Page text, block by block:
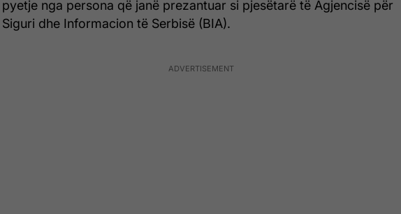
pyetje nga persona që janë prezantuar si pjesëtarë të Agjencisë për
Siguri dhe Informacion të Serbisë (BIA).